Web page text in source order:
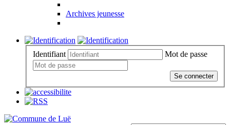
Archives jeunesse
Identifiant Mot de passe
Se connecter